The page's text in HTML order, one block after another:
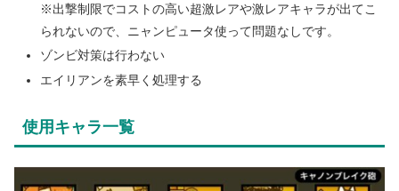
※出撃制限でコストの高い超激レアや激レアキャラが出てこ
られないので、ニャンピュータ使って問題なしです。
ゾンビ対策は行わない
エイリアンを素早く処理する
使用キャラ一覧